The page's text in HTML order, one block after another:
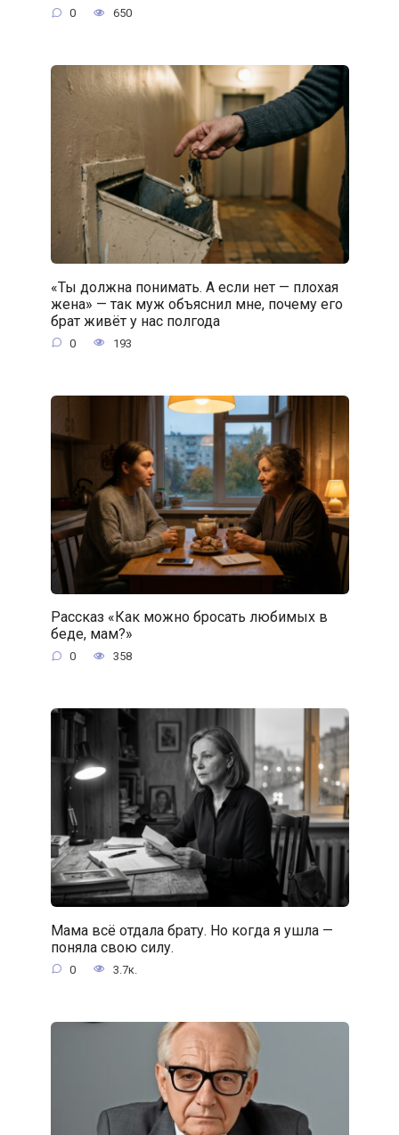
0 650
«Ты должна понимать. А если нет — плохая
жена» — так муж объяснил мне, почему его
брат живёт у нас полгода
0 193
Рассказ «Как можно бросать любимых в
беде, мам?»
0 358
Мама всё отдала брату. Но когда я ушла —
поняла свою силу.
0 3.7к.